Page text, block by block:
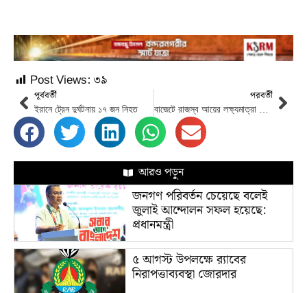
Post Views:৩৯
পূর্ববর্তী
ইরানে ট্রেন দুর্ঘটনায় ১৭ জন নিহত
পরবর্তী
আরও পড়ুন
জনগণ পরিবর্তন চেয়েছে বলেই
জুলাই আন্দোলন সফল হয়েছে:
প্রধানমন্ত্রী
৫ আগস্ট উপলক্ষে র‌্যাবের
নিরাপত্তাব্যবস্থা জোরদার